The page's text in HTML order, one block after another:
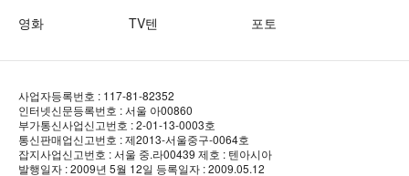
영화
TV텐 포토
사업자등록번호 : 117-81-82352
인터넷신문등록번호 : 서울 아00860
부가통신사업신고번호 : 2-01-13-0003호
통신판매업신고번호 : 제2013-서울중구-0064호
잡지사업신고번호 : 서울 중.라00439 제호 : 텐아시아
발행일자 : 2009년 5월 12일 등록일자 : 2009.05.12